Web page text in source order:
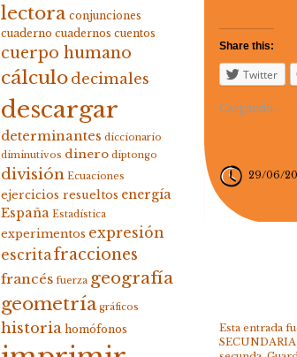
Share this:
Twitter
Cargando...
29/06/
Esta entrada
lectora conjunciones
cuaderno cuadernos cuentos
cuerpo humano
cálculo decimales
descargar
determinantes diccionario
diminutivos dinero diptongo
división Ecuaciones
ejercicios resueltos energía
España Estadística
experimentos expresión
escritafracciones
francés fuerza geografía
geometría gráficos
historia homófonos